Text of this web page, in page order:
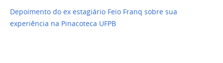
Depoimento do ex estagiário Feio Franq sobre sua
experiência na Pinacoteca UFPB